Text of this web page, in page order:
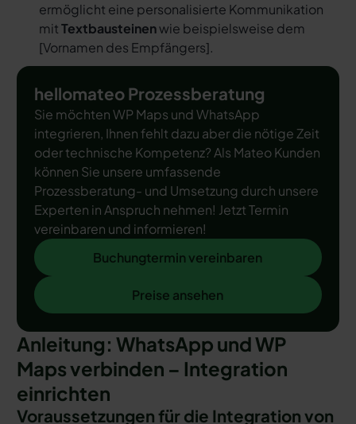
ermöglicht eine personalisierte Kommunikation
mitTextbausteinenwie beispielsweise dem
[Vornamen des Empfängers].
hellomateo Prozessberatung
Sie möchten WP Maps und WhatsApp
integrieren, Ihnen fehlt dazu aber die nötige Zeit
oder technische Kompetenz? Als Mateo Kunden
können Sie unsere umfassende
Prozessberatung- und Umsetzung durch unsere
Experten in Anspruch nehmen! Jetzt Termin
vereinbaren und informieren!
Buchungtermin vereinbaren
Buchungtermin vereinbaren
Preise ansehen
Preise ansehen
Anleitung: WhatsApp und WP
Maps verbinden – Integration
einrichten
Voraussetzungen für die Integration von